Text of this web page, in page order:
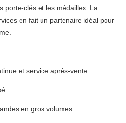
porte-clés et les médailles. La
en fait un partenaire idéal pour
et service après-vente
en gros volumes